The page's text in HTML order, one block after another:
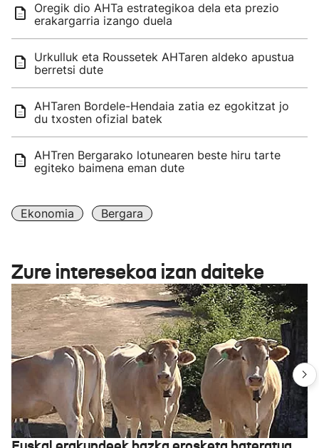
Oregik dio AHTa estrategikoa dela eta prezio
erakargarria izango duela
Urkulluk eta Roussetek AHTaren aldeko apustua
berretsi dute
AHTaren Bordele-Hendaia zatia ez egokitzat jo
du txosten ofizial batek
AHTren Bergarako lotunearen beste hiru tarte
egiteko baimena eman dute
Ekonomia Bergara
Zure interesekoa izan daiteke